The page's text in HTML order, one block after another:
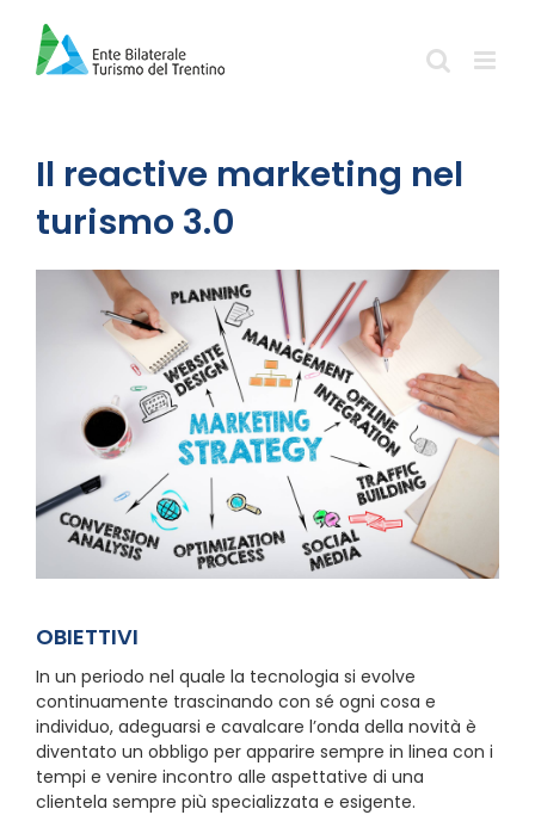
contenuto
Il reactive marketing nel
turismo 3.0
OBIETTIVI
In un periodo nel quale la tecnologia si evolve
continuamente trascinando con sé ogni cosa e
individuo, adeguarsi e cavalcare l’onda della novità è
diventato un obbligo per apparire sempre in linea con i
tempi e venire incontro alle aspettative di una
clientela sempre più specializzata e esigente.